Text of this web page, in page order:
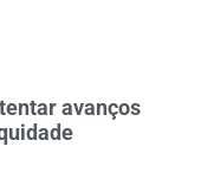
avanços